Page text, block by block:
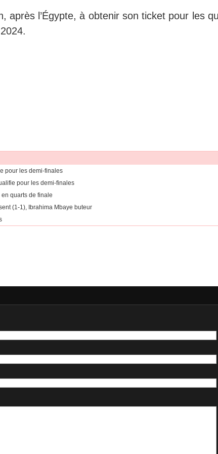
après l’Égypte, à obtenir son ticket pour les
pour les demi-finales
pour les demi-finales
quarts de finale
(1-1), Ibrahima Mbaye buteur